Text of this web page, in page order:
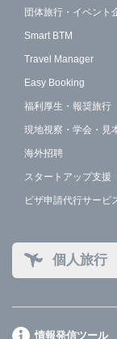
団体旅行・イベント
Smart BTM
Travel Manager
Easy Booking
福利厚生・報奨旅行
現地視察・学会・見
海外招聘
スタートアップ支援
ビザ申請代行サービ
個人旅行
情報発信ツール